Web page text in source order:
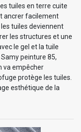
tuiles en terre cuite
ancrer facilement
tuiles deviennent
les structures et une
le gel et la tuile
peinture 85,
va empêcher
protège les tuiles.
esthétique de la